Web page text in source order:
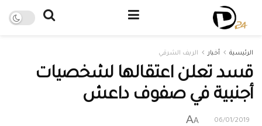
الرئيسية أخبار الريف الشرقي
قسد تعلن اعتقالها لشخصيات
أجنبية في صفوف داعش
06/01/2019
A
A